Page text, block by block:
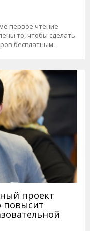
первое чтение
то, чтобы сделать
бесплатным.
проект
повысит